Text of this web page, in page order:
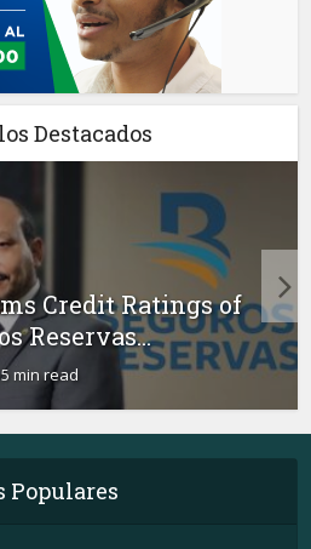
Destacados
Credit Ratings of
Reservas...
5 min read
Populares